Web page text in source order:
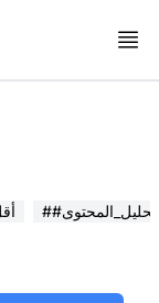
##تحليل_المحتوى